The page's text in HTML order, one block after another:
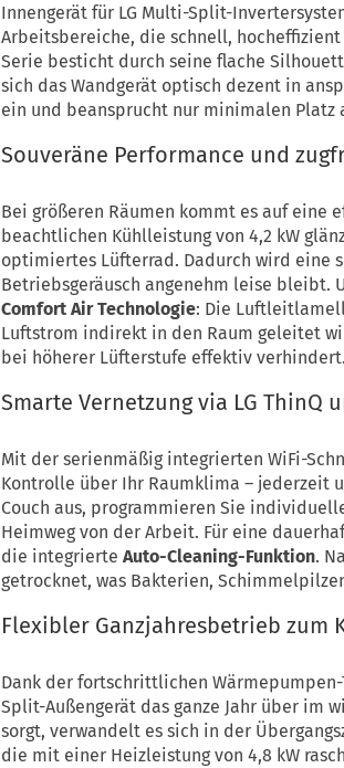
Innengerät für LG Multi-Split-
Arbeitsbereiche, die schnell,
Serie besticht durch seine flache
sich das Wandgerät optisch dezent in
ein und beansprucht nur minimalen Platz
Souveräne Performance und
Bei größeren Räumen kommt es auf
beachtlichen Kühlleistung von 4,2 kW
optimiertes Lüfterrad. Dadurch wird eine
Betriebsgeräusch angenehm leise
Comfort Air Technologie: Die
Luftstrom indirekt in den Raum geleitet
bei höherer Lüfterstufe effektiv verhindert.
Smarte Vernetzung via LG ThinQ
Mit der serienmäßig integrierten WiFi-
Kontrolle über Ihr Raumklima – jederzeit
Couch aus, programmieren Sie
Heimweg von der Arbeit. Für eine
die integrierte Auto-Cleaning-Funktion.
getrocknet, was Bakterien,
Flexibler Ganzjahresbetrieb zum
Dank der fortschrittlichen
Split-Außengerät das ganze Jahr über im
sorgt, verwandelt es sich in der
die mit einer Heizleistung von 4,8 kW